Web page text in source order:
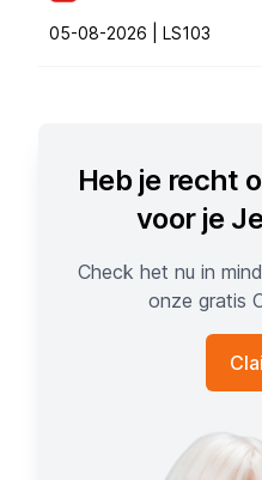
05-08-2026 | LS103
Heb je recht
voor je
Check het nu in
onze gratis